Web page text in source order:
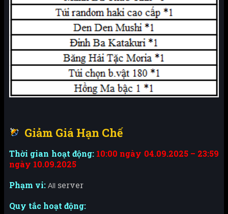
Giảm Giá Hạn Chế
Thời gian hoạt động: 10:00 ngày 04.09.2025 – 23:59
ngày 10.09.2025
Phạm vi: All server
Quy tắc hoạt động: